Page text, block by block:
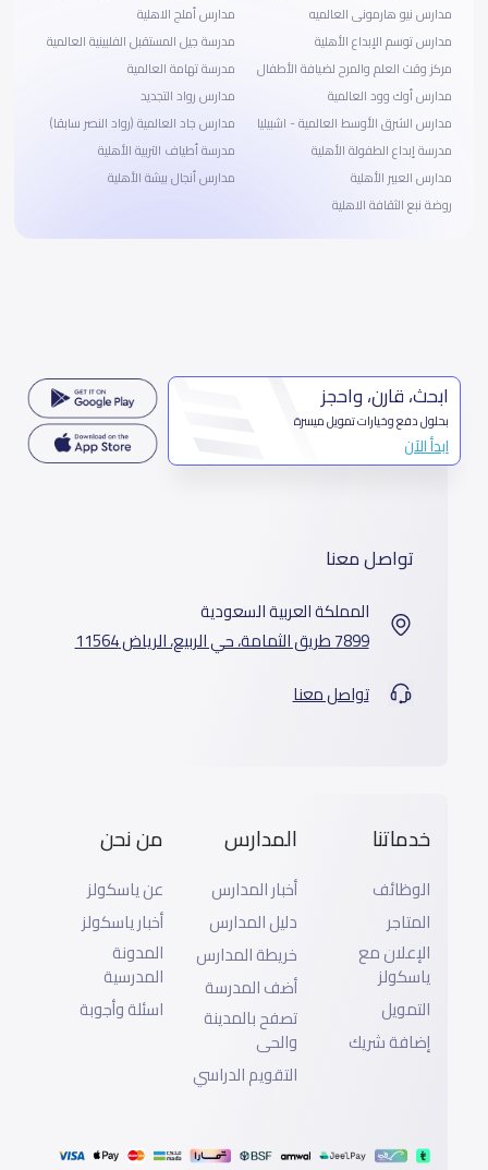
مدارس نيو هارمونى العالميه
مدارس توسم الإبداع الأهلية
مركز وقت العلم والمرح لضيافة الأطفال
مدارس أوك وود العالمية
مدارس الشرق الأوسط العالمية - اشبيليا
مدرسة إبداع الطفولة الأهلية
مدارس العبير الأهلية
روضة نبع الثقافة الاهلية
مدارس أملج الاهلية
مدرسة جيل المستقبل الفلبينية العالمية
مدرسة تهامة العالمية
مدارس رواد التجديد
مدارس جاد العالمية (رواد النصر سابقا)
مدرسة أطياف التربية الأهلية
مدارس أنجال بيشة الأهلية
ابحث، قارن، واحجز
بحلول دفع وخيارات تمويل ميسرة
ابدأ الآن
تواصل معنا
المملكة العربية السعودية
7899 طريق الثمامة، حي الربيع، الرياض 11564
تواصل معنا
خدماتنا
الوظائف
المتاجر
الإعلان مع
ياسكولز
التمويل
إضافة شريك
المدارس
أخبار المدارس
دليل المدارس
خريطة المدارس
أضف المدرسة
تصفح بالمدينة
والحى
التقويم الدراسي
من نحن
عن ياسكولز
أخبار ياسكولز
المدونة
المدرسية
اسئلة وأجوبة